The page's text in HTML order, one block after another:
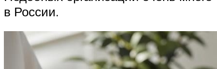
в России.